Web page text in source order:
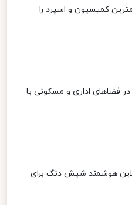
کمیسیون و اسپرد را
فضاهای اداری و مسکونی با
هوشمند شیش دنگ برای